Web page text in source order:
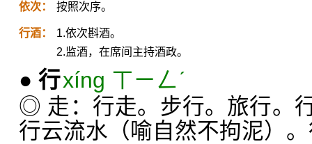
依次： 按照次序。
行酒：
1.依次斟酒。
2.监酒，在席间主持酒政。
● 行xíng ㄒㄧㄥˊ
◎ 走：行走。步行。旅行。
行云流水（喻自然不拘泥）